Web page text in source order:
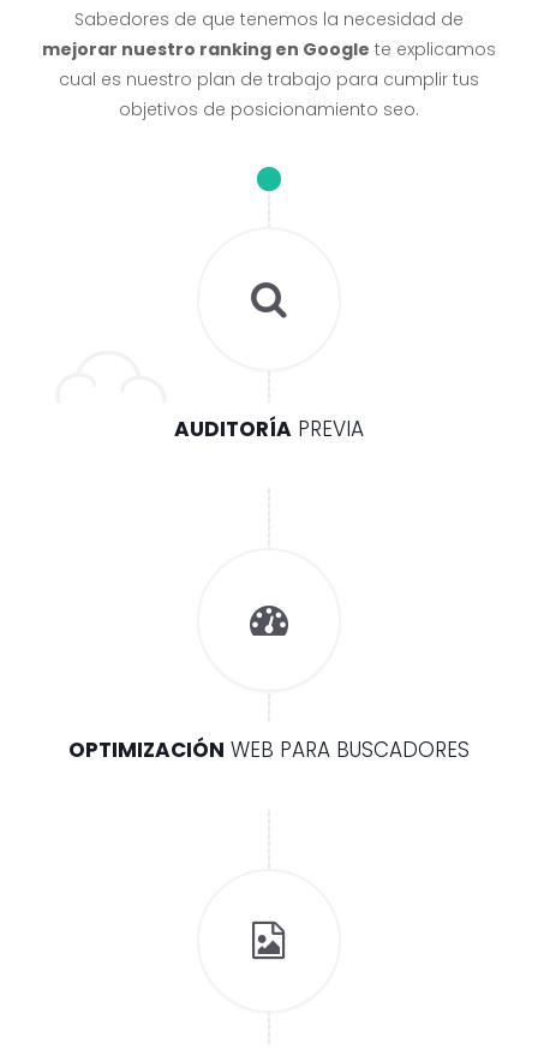
Sabedores de que tenemos la necesidad de
mejorar nuestro ranking en Google te explicamos
cual es nuestro plan de trabajo para cumplir tus
objetivos de posicionamiento seo.
AUDITORÍAPREVIA
OPTIMIZACIÓN WEB PARA BUSCADORES